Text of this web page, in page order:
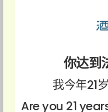
Dassai Blue 系列
采用酒造好适米「
酒体呈现细腻、纯
桃、洋梨、白花及
，酸度与鲜味取
你达到
我今年21
Are you 21